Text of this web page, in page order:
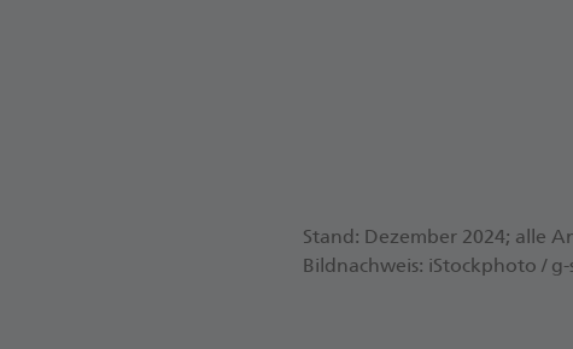
Stand: Dezember 2024; alle
Bildnachweis: iStockphoto /